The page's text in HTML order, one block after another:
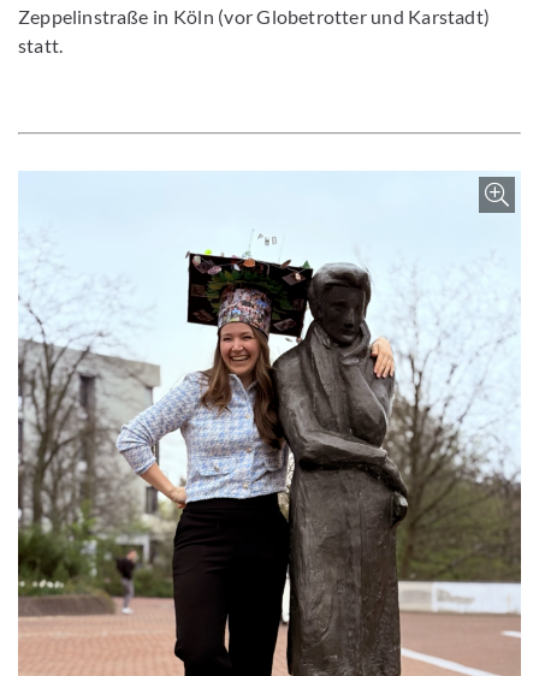
Zeppelinstraße in Köln (vor Globetrotter und Karstadt)
statt.